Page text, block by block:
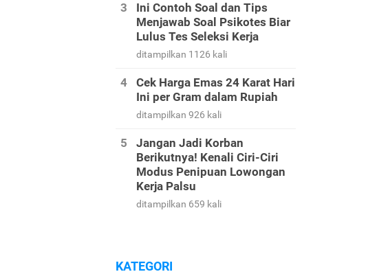
Ini Contoh Soal dan Tips
Menjawab Soal Psikotes Biar
Lulus Tes Seleksi Kerja
ditampilkan 1126 kali
Cek Harga Emas 24 Karat Hari
Ini per Gram dalam Rupiah
ditampilkan 926 kali
Jangan Jadi Korban
Berikutnya! Kenali Ciri-Ciri
Modus Penipuan Lowongan
Kerja Palsu
ditampilkan 659 kali
KATEGORI